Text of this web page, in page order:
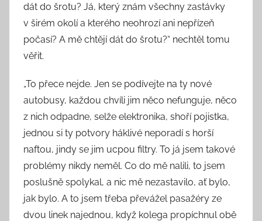
dát do šrotu? Já, který znám všechny zastávky
v širém okolí a kterého neohrozí ani nepřízeň
počasí? A mě chtějí dát do šrotu?“ nechtěl tomu
věřit.
„To přece nejde. Jen se podívejte na ty nové
autobusy, každou chvíli jim něco nefunguje, něco
z nich odpadne, selže elektronika, shoří pojistka,
jednou si ty potvory háklivé neporadí s horší
naftou, jindy se jim ucpou filtry. To já jsem takové
problémy nikdy neměl. Co do mě nalili, to jsem
poslušně spolykal, a nic mě nezastavilo, ať bylo,
jak bylo. A to jsem třeba převážel pasažéry ze
dvou linek najednou, když kolega propíchnul obě